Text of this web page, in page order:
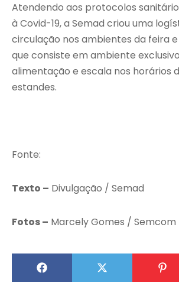
Atendendo aos protocolos
à Covid-19, a Semad criou uma
circulação nos ambientes da feira
que consiste em ambiente
alimentação e escala nos horários
estandes.
Fonte:
Texto – Divulgação / Semad
Fotos – Marcely Gomes / Semcom